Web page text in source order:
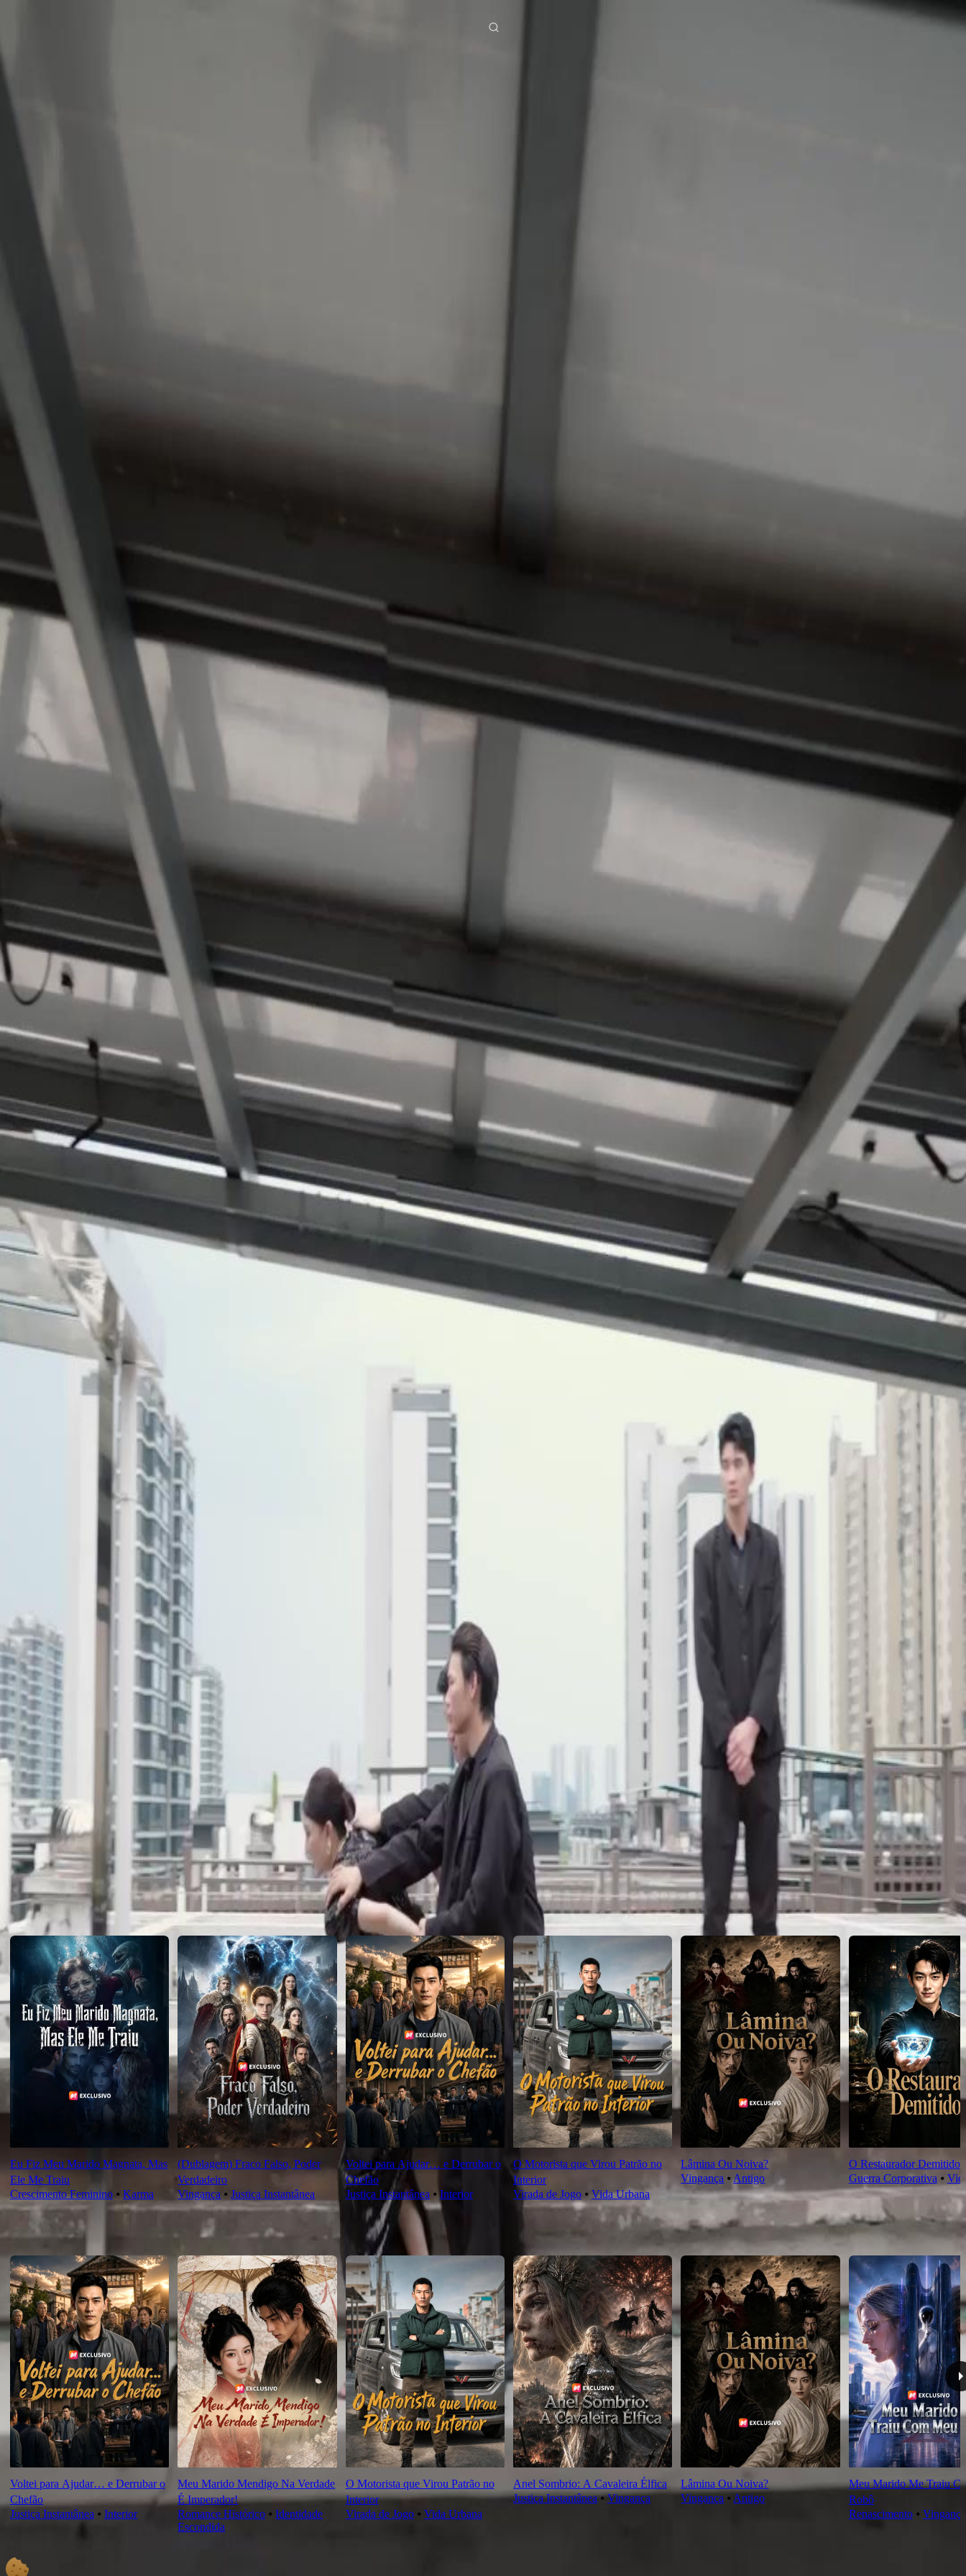
Desbloquear este episódio
Vingando por Ela: Carregando Personalidade Dela
Satisfatório
Isabel Barros é presa por seu envolvimento no caso da família Barros, enquanto Crepúsculo Cortez revela
seu plano de vingança e oferece uma aliança inesperada.Será que Isabel aceitará a ajuda de Crepúsculo ou
ela também se tornará uma vítima de sua vingança?
Click to copy the link
Click to copy the link
1 - 30
31 - 60
61 -72
Todos os episódios
123456789 10 12 13 14 15 16 17 18 19 20 21 22 23 24 25 27 28 29
31 32 33 34 35 37 38 39 40 41 42 43 44 45 46 47 48 49 50 51 52 55 56 57 58 59
60
62 63 65 66 67 68 69 70 71 72
Recomendado para você
Eu Fiz Meu Marido Magnata, Mas
Ele Me Traiu
Crescimento Feminino ⦁ Karma
(Dublagem) Fraco Falso, Poder
Verdadeiro
Vingança ⦁Justiça Instantânea
Voltei para Ajudar… e Derrubar o
Chefão
Justiça Instantânea ⦁Interior
O Motorista que Virou Patrão no
Interior
Virada de Jogo⦁ Vida Urbana
Lâmina Ou Noiva?
Vingança ⦁Antigo
O Restaurador Demitido
Guerra Corporativa ⦁
Voltei para Ajudar… e Derrubar o
Chefão
Justiça Instantânea ⦁ Interior
Meu Marido Mendigo Na Verdade
É Imperador!
Romance Histórico ⦁Identidade
Escondida
O Motorista que Virou Patrão no
Interior
Virada de Jogo⦁ Vida Urbana
Anel Sombrio: A Cavaleira Élfica
Justiça Instantânea⦁Vingança
Lâmina Ou Noiva?
Vingança ⦁ Antigo
Meu Marido Me Traiu
Robô
Renascimento⦁ Vingança